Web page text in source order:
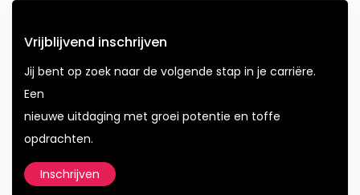
Vrijblijvend inschrijven
Jij bent op zoek naar de volgende stap in je carriëre.
Een
nieuwe uitdaging met groei potentie en toffe
opdrachten.
Inschrijven